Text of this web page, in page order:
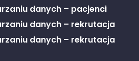
danych – pacjenci
danych – rekrutacja
danych – rekrutacja